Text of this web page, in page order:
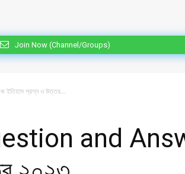
Join Now (Channel/Groups)
প্রশ্ন ও উত্তর...
and